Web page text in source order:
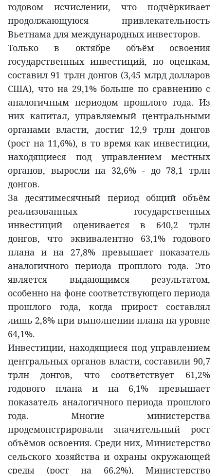
годовом исчислении, что подчёркивает
продолжающуюся привлекательность
Вьетнама для международных инвесторов.
Только в октябре объём освоения
государственных инвестиций, по оценкам,
составил 91 трлн донгов (3,45 млрд долларов
США), что на 29,1% больше по сравнению с
аналогичным периодом прошлого года. Из
них капитал, управляемый центральными
органами власти, достиг 12,9 трлн донгов
(рост на 11,6%), в то время как инвестиции,
находящиеся под управлением местных
органов, выросли на 32,6% - до 78,1 трлн
донгов.
За десятимесячный период общий объём
реализованных государственных
инвестиций оценивается в 640,2 трлн
донгов, что эквивалентно 63,1% годового
плана и на 27,8% превышает показатель
аналогичного периода прошлого года. Это
является выдающимся результатом,
особенно на фоне соответствующего периода
прошлого года, когда прирост составлял
лишь 2,8% при выполнении плана на уровне
64,1%.
Инвестиции, находящиеся под управлением
центральных органов власти, составили 90,7
трлн донгов, что соответствует 61,2%
годового плана и на 6,1% превышает
показатель аналогичного периода прошлого
года. Многие министерства
продемонстрировали значительный рост
объёмов освоения. Среди них, Министерство
сельского хозяйства и охраны окружающей
среды (рост на 66,2%), Министерство